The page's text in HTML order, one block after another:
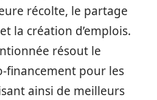
récolte, le partage
la création d’emplois.
résout le
financement pour les
ainsi de meilleurs